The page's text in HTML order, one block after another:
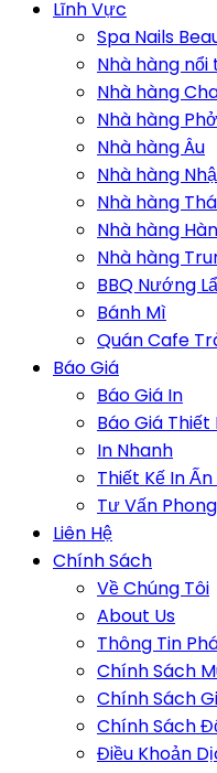
Lĩnh Vực
Spa Nails
Nhà hàng nổi
Nhà hàng
Nhà hàng Phở
Nhà hàng Âu
Nhà hàng
Nhà hàng
Nhà hàng
Nhà hàng
BBQ Nướng
Bánh Mì
Quán Cafe
Báo Giá
Báo Giá In
Báo Giá Thiết
In Nhanh
Thiết Kế In
Tư Vấn
Liên Hệ
Chính Sách
Về Chúng Tôi
About Us
Thông Tin
Chính Sách
Chính Sách
Chính Sách
Điều Khoản